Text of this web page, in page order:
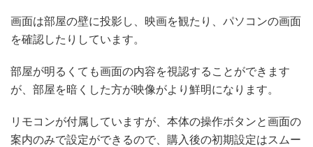
画面は部屋の壁に投影し、映画を観たり、パソコンの画面
を確認したりしています。
部屋が明るくても画面の内容を視認することができます
が、部屋を暗くした方が映像がより鮮明になります。
リモコンが付属していますが、本体の操作ボタンと画面の
案内のみで設定ができるので、購入後の初期設定はスムー